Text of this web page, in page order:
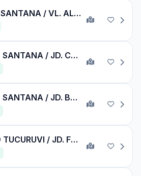
METRÔ SANTANA / VL. ALBERTINA
METRÔ SANTANA / JD. CAMPO LIMPO
METRÔ SANTANA / JD. BRASIL
METRÔ TUCURUVI / JD. FLOR DE MAIO